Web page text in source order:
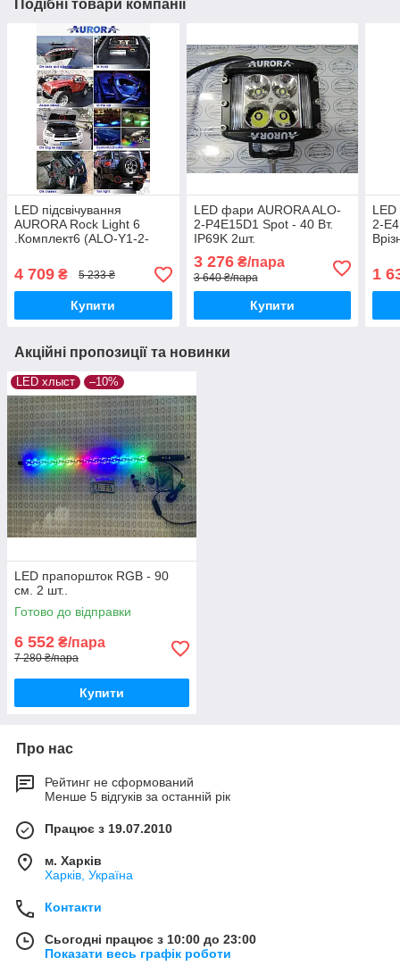
Подібні товари компанії
LED підсвічування
AURORA Rock Light 6
.Комплект6 (ALO-Y1-2-
4 709 ₴ 5 233 ₴
Купити
LED фари AURORA ALO-
2-P4E15D1 Spot - 40 Вт.
IP69K 2шт.
3 276₴/пара
3 640 ₴/пара
Купити
2-
1
Акційні пропозиції та новинки
LED хлыст –10%
LED прапоршток RGB - 90
см. 2 шт..
Готово до відправки
6 552 ₴/пара
7 280 ₴/пара
Купити
Про нас
Рейтинг не сформований
Менше 5 відгуків за останній рік
Працює з 19.07.2010
м. Харків
Харків, Україна
Контакти
Сьогодні працює з 10:00 до 23:00
Показати весь графік роботи